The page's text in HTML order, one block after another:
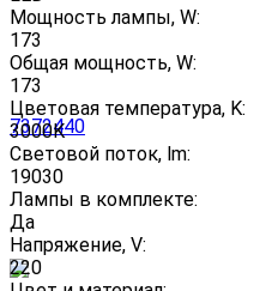
Мощность лампы, W:
173
Общая мощность, W:
173
Цветовая температура, K:
3000K
Световой поток, lm:
19030
Лампы в комплекте:
Да
Напряжение, V:
220